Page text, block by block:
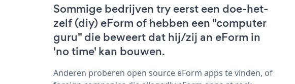
Sommige bedrijven try eerst een doe-het-
zelf (diy) eForm of hebben een "computer
guru" die beweert dat hij/zij an eForm in
'no time' kan bouwen.
Anderen proberen open source eForm apps te vinden, of